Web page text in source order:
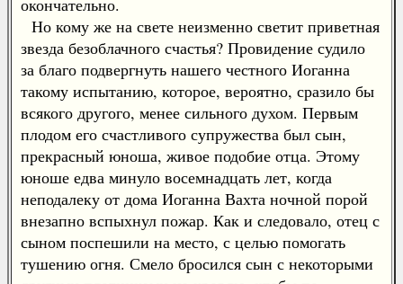
окончательно.
Но кому же на свете неизменно светит приветная
звезда безоблачного счастья? Провидение судило
за благо подвергнуть нашего честного Иоганна
такому испытанию, которое, вероятно, сразило бы
всякого другого, менее сильного духом. Первым
плодом его счастливого супружества был сын,
прекрасный юноша, живое подобие отца. Этому
юноше едва минуло восемнадцать лет, когда
неподалеку от дома Иоганна Вахта ночной порой
внезапно вспыхнул пожар. Как и следовало, отец с
сыном поспешили на место, с целью помогать
тушению огня. Смело бросился сын с некоторыми